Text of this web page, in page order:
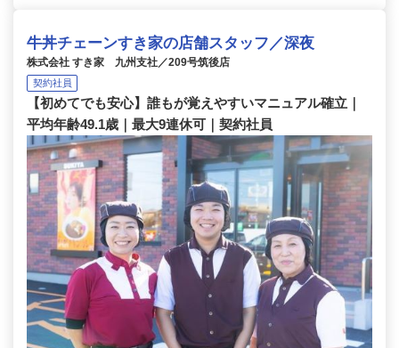
牛丼チェーンすき家の店舗スタッフ／深夜
株式会社 すき家 九州支社／209号筑後店
契約社員
【初めてでも安心】誰もが覚えやすいマニュアル確立｜
平均年齢49.1歳｜最大9連休可｜契約社員